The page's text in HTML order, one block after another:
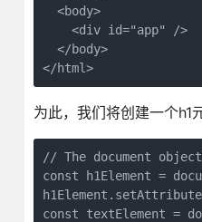
  <body>
    <div id="app" />
  </body>
</html>
为此，我们将创建一个h1
// The document
const h1Element =
const textElement =